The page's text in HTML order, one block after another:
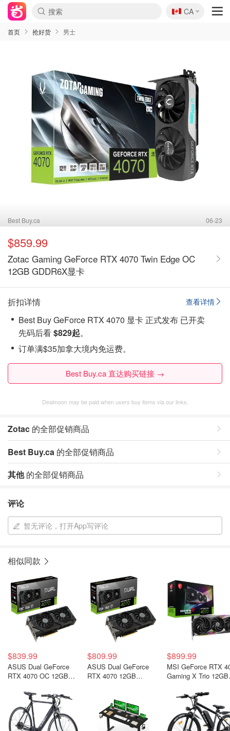
🇨🇦
CA
首页 抢好货 男士
Best Buy.ca 06-23
$859.99
Zotac Gaming GeForce RTX 4070 Twin Edge OC
12GB GDDR6X显卡
查看详情
折扣详情
Best Buy GeForce RTX 4070 显卡 正式发布 已开卖
先码后看$829起。
订单满$35加拿大境内免运费。
Best Buy.ca 直达购买链接 →
Dealmoon may be paid when users buy items via our links.
Zotac 的全部促销商品
Best Buy.ca 的全部促销商品
其他的全部促销商品
评论
暂无评论，打开App写评论
相似同款
$839.99
ASUS Dual GeForce
RTX 4070 OC 12GB
$809.99
ASUS Dual GeForce
RTX 4070 12GB
$899.99
MSI GeForce RTX
Gaming X Trio 12GB